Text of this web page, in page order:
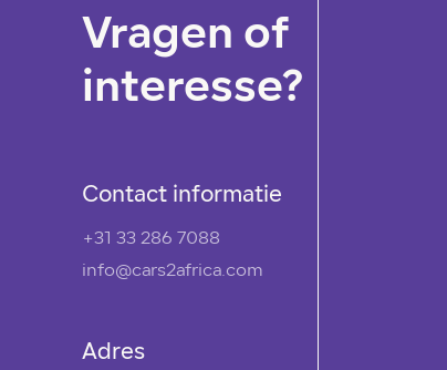
Vragen of
interesse?
Contact informatie
+31 33 286 7088
info@cars2africa.com
Adres